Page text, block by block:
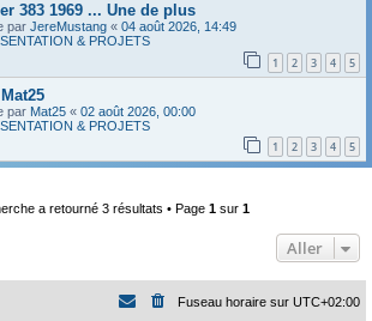
383 1969 ... Une de plus
par JereMustang « 04 août 2026, 14:49
& PROJETS
1 2 3 4 5
par Mat25 « 02 août 2026, 00:00
& PROJETS
1 2 3 4 5
a retourné 3 résultats • Page 1 sur 1
Aller
Fuseau horaire sur UTC+02:00